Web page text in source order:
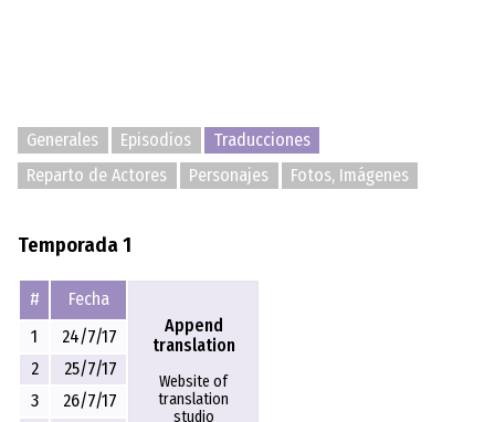
Generales Episodios
Traducciones
Reparto de Actores
Personajes Fotos, Imágenes
Temporada 1
#
Fecha
Append
translation
Website of
translation
studio
1
24/7/17
2
25/7/17
3
26/7/17